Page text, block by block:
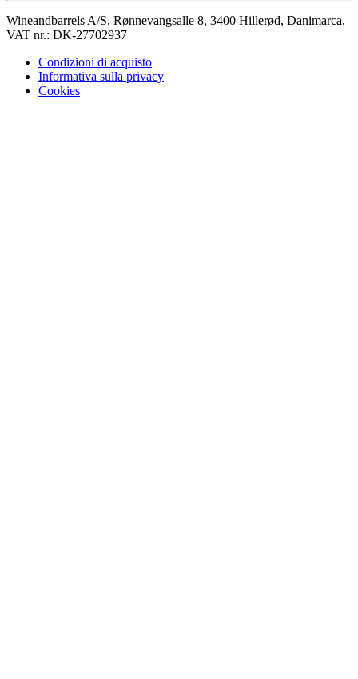
Wineandbarrels A/S, Rønnevangsalle 8, 3400 Hillerød, Danimarca,
VAT nr.: DK-27702937
Condizioni di acquisto
Informativa sulla privacy
Cookies